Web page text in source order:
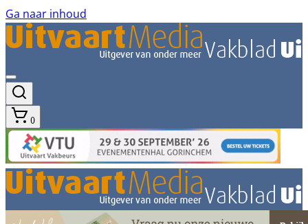
Ga naar inhoud
0